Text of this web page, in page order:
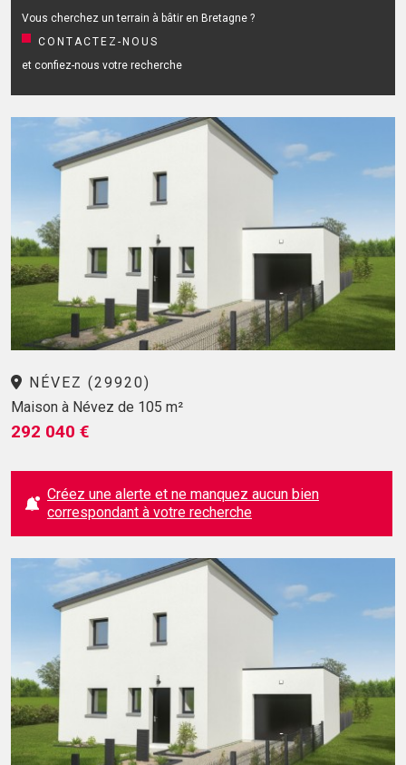
Vous cherchez un terrain à bâtir en Bretagne ?
CONTACTEZ-NOUS
et confiez-nous votre recherche
NÉVEZ (29920)
Maison à Névez de 105 m²
292 040 €
Créez une alerte et ne manquez aucun bien
correspondant à votre recherche